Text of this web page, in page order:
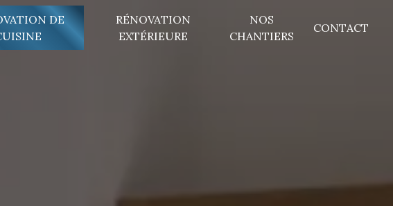
DE
RÉNOVATION
EXTÉRIEURE
NOS
CHANTIERS
CONTACT